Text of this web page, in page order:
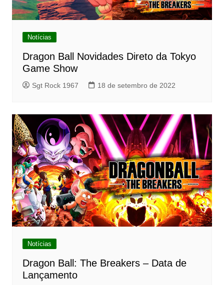
Notícias
Dragon Ball Novidades Direto da Tokyo
Game Show
Sgt Rock 1967 18 de setembro de 2022
Notícias
Dragon Ball: The Breakers – Data de
Lançamento